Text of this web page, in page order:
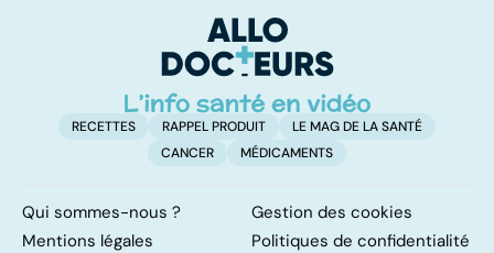
RECETTES RAPPEL PRODUIT
LE MAG DE LA SANTÉ
CANCER
MÉDICAMENTS
Qui sommes-nous ?
Gestion des cookies
Mentions légales
Politiques de confidentialité